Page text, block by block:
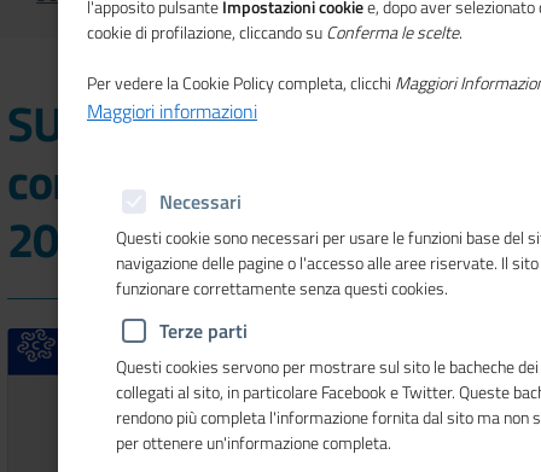
SUAP delle Camere di
commercio: report marzo
2021
l'apposito pulsanteImpostazioni cookiee, dopo aver
cookie di profilazione, cliccando suConferma le scelte.
Per vedere la Cookie Policy completa, clicchi Maggiori
Maggiori informazioni
Necessari
Questi cookie sono necessari per usare le funzioni base del
navigazione delle pagine o l'accesso alle aree riservate. Il
funzionare correttamente senza questi cookies.
Terze parti
Questi cookies servono per mostrare sul sito le bacheche
collegati al sito, in particolare Facebook e Twitter. Queste
rendono più completa l'informazione fornita dal sito ma non
per ottenere un'informazione completa.